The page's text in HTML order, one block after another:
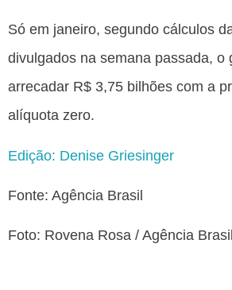
Só em janeiro, segundo cálculos
divulgados na semana passada, o
arrecadar R$ 3,75 bilhões com a
alíquota zero.
Edição: Denise Griesinger
Fonte: Agência Brasil
Foto: Rovena Rosa / Agência Brasil